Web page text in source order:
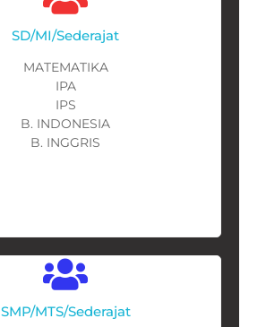
SD/MI/Sederajat
MATEMATIKA
IPA
IPS
B. INDONESIA
B. INGGRIS
SMP/MTS/Sederajat